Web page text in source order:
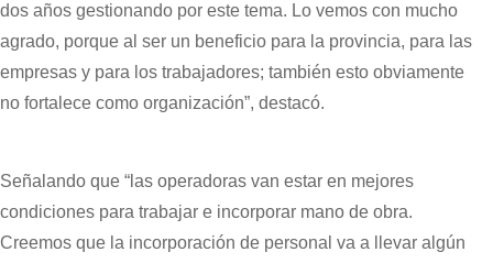
dos años gestionando por este tema. Lo vemos con mucho
agrado, porque al ser un beneficio para la provincia, para las
empresas y para los trabajadores; también esto obviamente
no fortalece como organización”, destacó.
Señalando que “las operadoras van estar en mejores
condiciones para trabajar e incorporar mano de obra.
Creemos que la incorporación de personal va a llevar algún